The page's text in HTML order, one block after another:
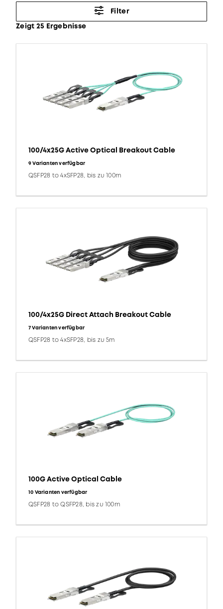
Filter
Zeigt 25 Ergebnisse
100/4x25G Active Optical Breakout Cable
9 Varianten verfügbar
QSFP28 to 4xSFP28, bis zu 100m
100/4x25G Direct Attach Breakout Cable
7 Varianten verfügbar
QSFP28 to 4xSFP28, bis zu 5m
100G Active Optical Cable
10 Varianten verfügbar
QSFP28 to QSFP28, bis zu 100m